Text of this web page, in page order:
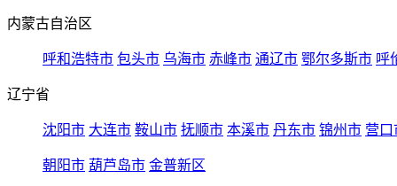
内蒙古自治区
呼和浩特市 包头市 乌海市 赤峰市 通辽市 鄂尔多斯市 呼
辽宁省
沈阳市 大连市 鞍山市 抚顺市 本溪市 丹东市 锦州市 营口
朝阳市 葫芦岛市 金普新区